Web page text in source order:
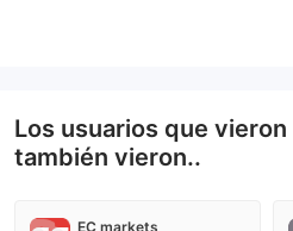
Los usuarios que vieron
también vieron..
EC markets